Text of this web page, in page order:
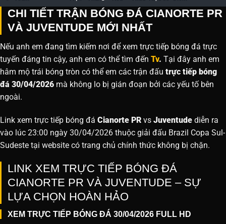
CHI TIẾT TRẬN BÓNG ĐÁ CIANORTE PR
VÀ JUVENTUDE MỚI NHẤT
Nếu anh em đang tìm kiếm nơi để xem trực tiếp bóng đá trực
tuyến đáng tin cậy, anh em có thể tìm đến Tv. Tại đây anh em
hâm mộ trái bóng tròn có thể em các trận đấu trực tiếp bóng
đá 30/04/2026 mà không lo bị gián đoạn bởi các yếu tố bên
ngoài.
Link xem trực tiếp bóng đá Cianorte PR vs Juventude diễn ra
vào lúc 23:00 ngày 30/04/2026 thuộc giải đấu Brazil Copa Sul-
Sudeste tại website có trang chủ chính thức không bị chặn.
LINK XEM TRỰC TIẾP BÓNG ĐÁ
CIANORTE PR VÀ JUVENTUDE – SỰ
LỰA CHỌN HOÀN HẢO
XEM TRỰC TIẾP BÓNG ĐÁ 30/04/2026 FULL HD